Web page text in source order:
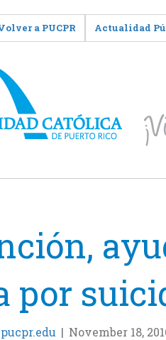
a PUCPR Actualidad
por
| November 18,